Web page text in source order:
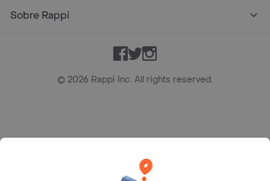
Sobre Rappi
Facebook
TwitterInstagram
© 2026 Rappi Inc. All rights reserved.
Bogotá D.C. --- notificacionesrappi@rappi.com